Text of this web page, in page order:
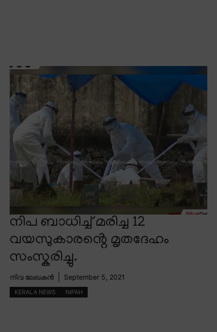
നിപ ബാധിച്ച് മരിച്ച 12
വയസുകാരൻ്റെ മൃതദേഹം
സംസ്കരിച്ചു.
നിവ ലേഖകൻ September 5, 2021
KERALA NEWS NIPAH